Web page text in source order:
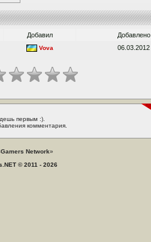
Добавил
Добавлено
Vova 06.03.2012
первым :).
комментария.
Network»
© 2011 - 2026